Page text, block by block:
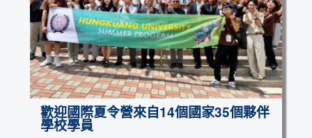
歡迎國際夏令營來自14個國家35個夥伴
學校學員